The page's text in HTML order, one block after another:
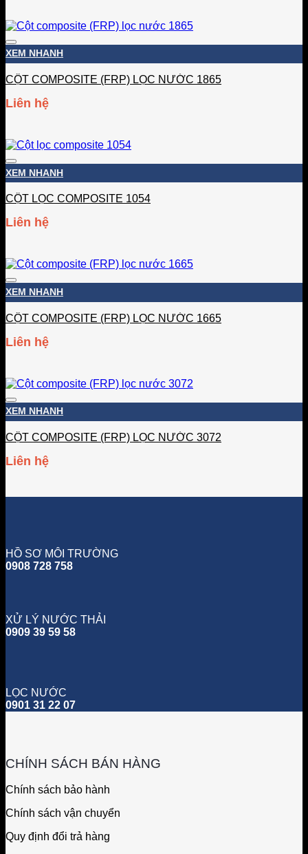
Add to wishlist
XEM NHANH
CỘT COMPOSITE (FRP) LỌC NƯỚC 1865
Liên hệ
Add to wishlist
XEM NHANH
CỘT LỌC COMPOSITE 1054
Liên hệ
Add to wishlist
XEM NHANH
CỘT COMPOSITE (FRP) LỌC NƯỚC 1665
Liên hệ
Add to wishlist
XEM NHANH
CỘT COMPOSITE (FRP) LỌC NƯỚC 3072
Liên hệ
HỒ SƠ MÔI TRƯỜNG
0908 728 758
XỬ LÝ NƯỚC THẢI
0909 39 59 58
LỌC NƯỚC
0901 31 22 07
CHÍNH SÁCH BÁN HÀNG
Chính sách bảo hành
Chính sách vận chuyển
Quy định đổi trả hàng